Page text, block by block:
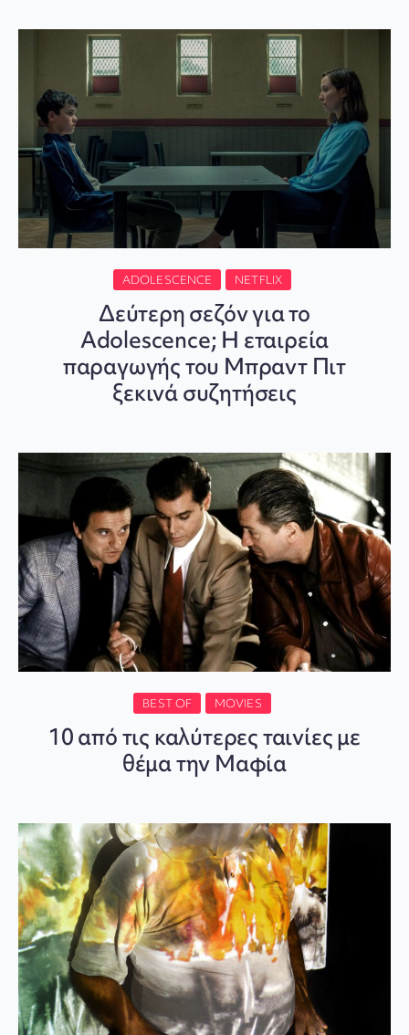
ADOLESCENCE NETFLIX
Δεύτερη σεζόν για το
Adolescence; Η εταιρεία
παραγωγής του Μπραντ Πιτ
ξεκινά συζητήσεις
BEST OF MOVIES
10 από τις καλύτερες ταινίες με
θέμα την Μαφία